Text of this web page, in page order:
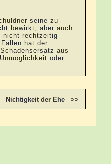
seine zu
bewirkt, aber auch
nicht rechtzeitig
hat der
aus
oder
Nichtigkeit der Ehe >>